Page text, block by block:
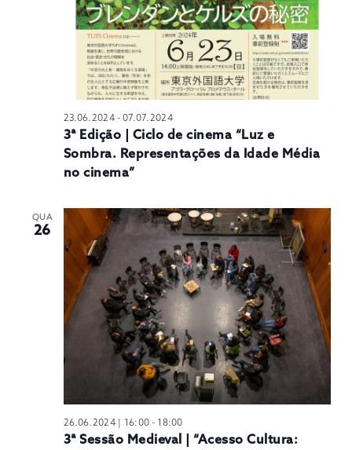
23.06.2024- 07.07.2024
3ª Edição | Ciclo de cinema “Luz e
Sombra. Representações da Idade Média
no cinema”
QUA
26
26.06.2024 | 16:00 - 18:00
3ª Sessão Medieval | “Acesso Cultura: